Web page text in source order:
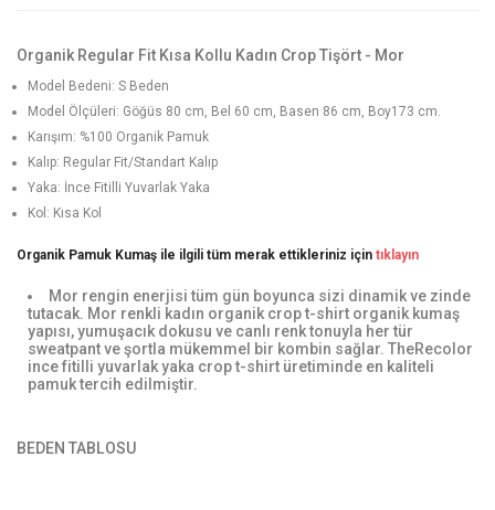
Organik Regular Fit Kısa Kollu Kadın Crop Tişört - Mor
Model Bedeni: S Beden
Model Ölçüleri: Göğüs 80 cm, Bel 60 cm, Basen 86 cm, Boy173 cm.
Karışım: %100 Organik Pamuk
Kalıp: Regular Fit/Standart Kalıp
Yaka: İnce Fitilli Yuvarlak Yaka
Kol: Kısa Kol
Organik Pamuk Kumaş ile ilgili tüm merak ettikleriniz için tıklayın
Mor rengin enerjisi tüm gün boyunca sizi dinamik ve zinde
tutacak. Mor renkli kadın organik crop t-shirt organik kumaş
yapısı, yumuşacık dokusu ve canlı renk tonuyla her tür
sweatpant ve şortla mükemmel bir kombin sağlar. TheRecolor
ince fitilli yuvarlak yaka crop t-shirt üretiminde en kaliteli
pamuk tercih edilmiştir.
BEDEN TABLOSU